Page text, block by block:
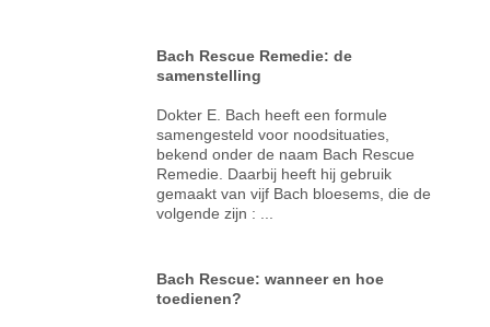
Bach Rescue Remedie: de
samenstelling
Dokter E. Bach heeft een formule
samengesteld voor noodsituaties,
bekend onder de naam Bach Rescue
Remedie. Daarbij heeft hij gebruik
gemaakt van vijf Bach bloesems, die de
volgende zijn : ...
Bach Rescue: wanneer en hoe
toedienen?